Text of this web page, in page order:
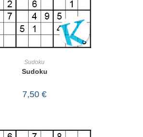
Sudoku
Sudoku
7,50 €